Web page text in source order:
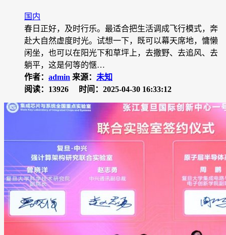
国内
春日正好，及时行乐。最适合把生活调成飞行模式，奔
赴大自然虚度时光。试想一下，既可以幕天席地，慵懒
闲坐，也可以在阳光下和草坪上，去撒野、去追风、去
躺平，这是何等的惬…
作者： admin 来源： 未知
阅读：13926
时间：2025-04-30 16:33:12